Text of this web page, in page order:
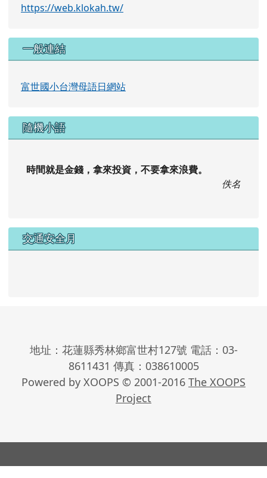
https://web.klokah.tw/
一般連結
富世國小台灣母語日網站
隨機小語
時間就是金錢，拿來投資，不要拿來浪費。
佚名
交通安全月
地址：花蓮縣秀林鄉富世村127號 電話：03-
8611431 傳真：038610005
Powered by XOOPS © 2001-2016 The XOOPS
Project